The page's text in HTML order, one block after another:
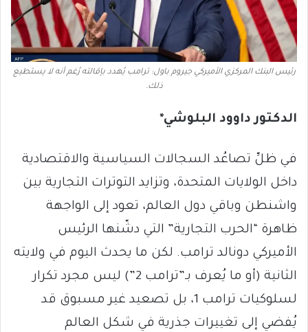
رئيس البنك المركزي الأميركي جيروم باول: ترامب يُهدد بإقالته رُغم أنه لا يستطيع
ذلك.
الدكتور داوود البلوشي*
في ظلِّ تصاعُد السجالات السياسية والاقتصادية
داخل الولايات المتحدة، وتزايد التوترات التجارية بين
واشنطن وباقي دول العالم، تعود إلى الواجهة
ظاهرة “الحرب التجارية” التي دشّنها الرئيس
الأميركي دونالد ترامب. لكن ما يحدث اليوم في ولايته
الثانية (أو ما يُعرف بـ”ترامب 2”) ليس مجرد تكرار
لسلوكيات ترامب 1، بل تصعيد غير مسبوق قد
يُفضي إلى تغييرات جذرية في شكل العالم